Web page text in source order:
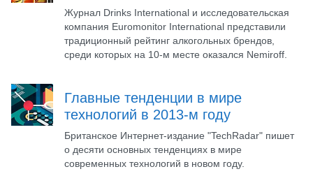
Журнал Drinks International и исследовательская
компания Euromonitor International представили
традиционный рейтинг алкогольных брендов,
среди которых на 10-м месте оказался Nemiroff.
Главные тенденции в мире
технологий в 2013-м году
Британское Интернет-издание "TechRadar" пишет
о десяти основных тенденциях в мире
современных технологий в новом году.